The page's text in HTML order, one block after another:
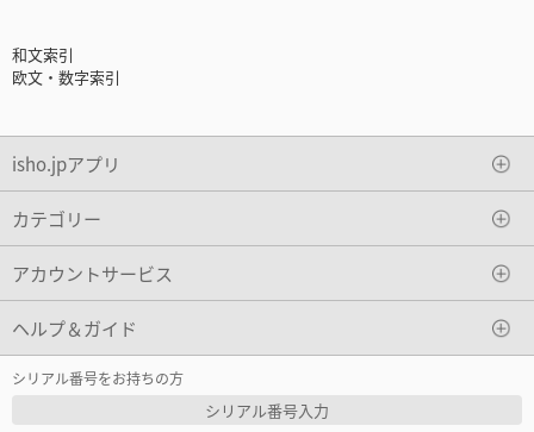
和文索引
欧文・数字索引
isho.jpアプリ
カテゴリー
アカウントサービス
ヘルプ＆ガイド
シリアル番号をお持ちの方
シリアル番号入力